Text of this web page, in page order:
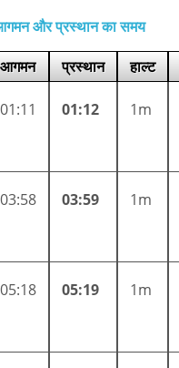
और प्रस्थान का समय
आगमन प्रस्थान हाल्ट
01:11 01:12 1m
03:58 03:59 1m
05:18 05:19 1m